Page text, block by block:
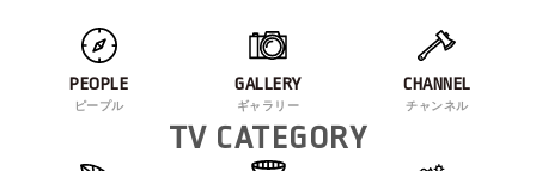
PEOPLE
ピープル
GALLERY
ギャラリー
CHANNEL
チャンネル
TV CATEGORY